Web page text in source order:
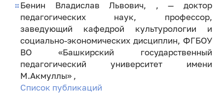
Бенин Владислав Львович, , — доктор
педагогических наук, профессор,
заведующий кафедрой культурологии и
социально-экономических дисциплин, ФГБОУ
ВО «Башкирский государственный
педагогический университет имени
М.Акмуллы» ,
Список публикаций